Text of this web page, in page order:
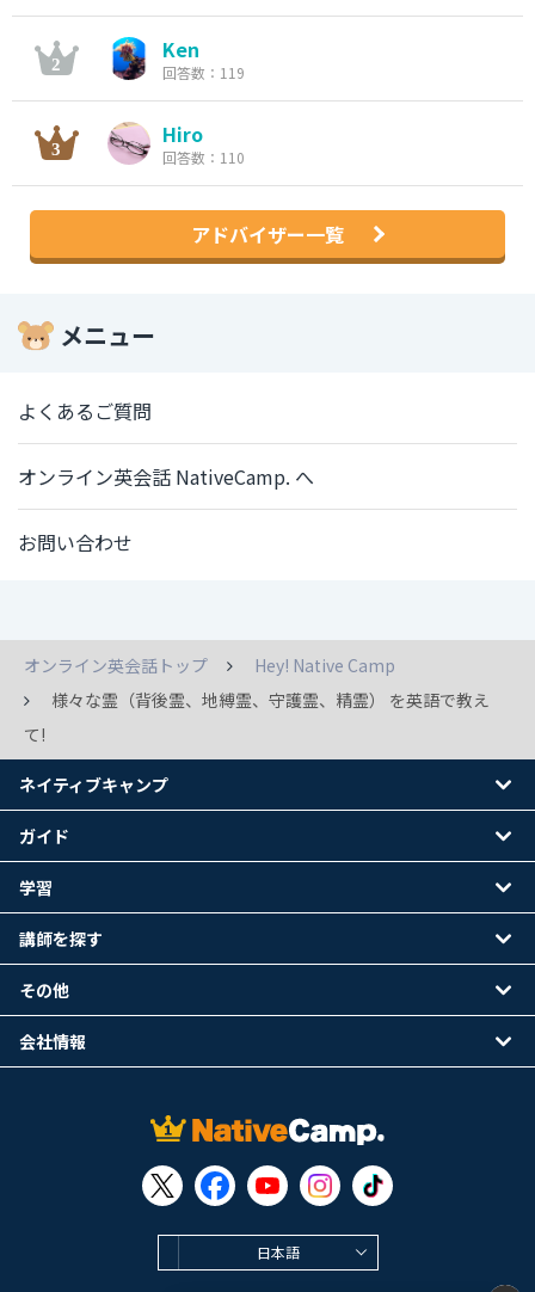
Ken
回答数：119
Hiro
回答数：110
アドバイザー一覧
メニュー
よくあるご質問
オンライン英会話 NativeCamp. へ
お問い合わせ
オンライン英会話トップ
Hey! Native Camp
様々な霊（背後霊、地縛霊、守護霊、精霊） を英語で教え
て!
日本語
ネイティブキャンプ
ガイド
学習
講師を探す
その他
会社情報